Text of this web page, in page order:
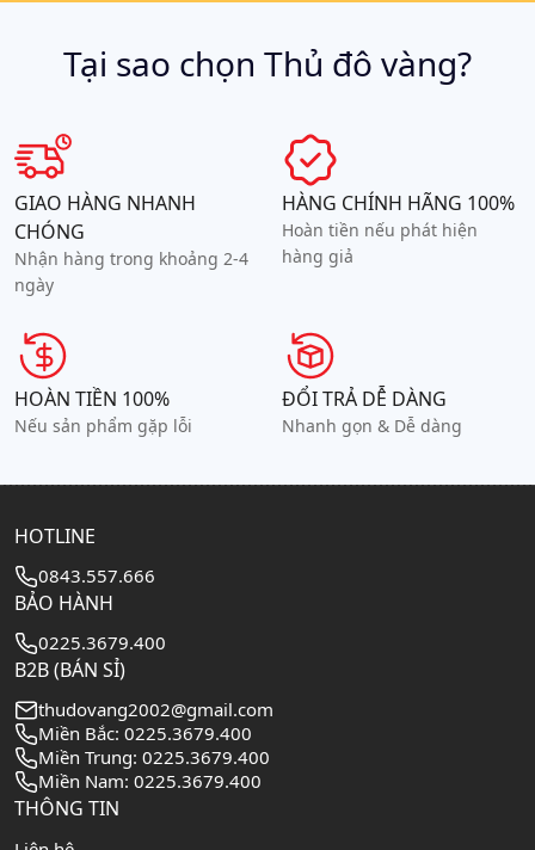
Tại sao chọn Thủ đô vàng?
GIAO HÀNG NHANH
CHÓNG
Nhận hàng trong khoảng 2-4
ngày
HÀNG CHÍNH HÃNG 100%
Hoàn tiền nếu phát hiện
hàng giả
HOÀN TIỀN 100%
Nếu sản phẩm gặp lỗi
ĐỔI TRẢ DỄ DÀNG
Nhanh gọn & Dễ dàng
HOTLINE
0843.557.666
BẢO HÀNH
0225.3679.400
B2B (BÁN SỈ)
thudovang2002@gmail.com
Miền Bắc: 0225.3679.400
Miền Trung: 0225.3679.400
Miền Nam: 0225.3679.400
THÔNG TIN